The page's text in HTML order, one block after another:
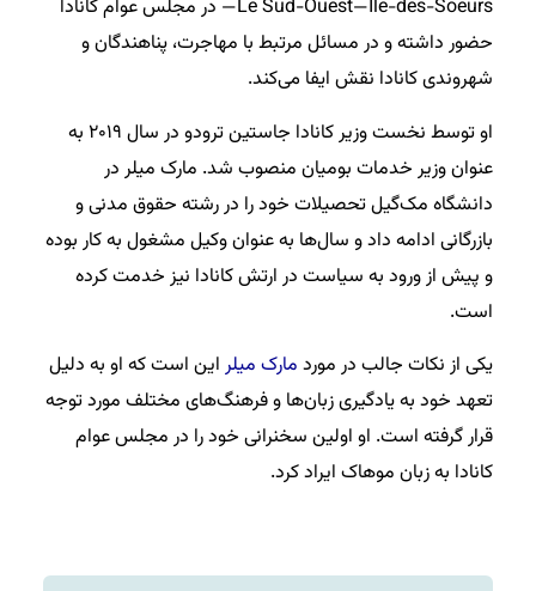
—Le Sud-Ouest—Île-des-Soeurs در مجلس عوام کانادا
حضور داشته و در مسائل مرتبط با مهاجرت، پناهندگان و
شهروندی کانادا نقش ایفا می‌کند.
او توسط نخست وزیر کانادا جاستین ترودو در سال ۲۰۱۹ به
عنوان وزیر خدمات بومیان منصوب شد. مارک میلر در
دانشگاه مک‌گیل تحصیلات خود را در رشته حقوق مدنی و
بازرگانی ادامه داد و سال‌ها به عنوان وکیل مشغول به کار بوده
و پیش از ورود به سیاست در ارتش کانادا نیز خدمت کرده
است.
یکی از نکات جالب در مورد مارک میلر این است که او به دلیل
تعهد خود به یادگیری زبان‌ها و فرهنگ‌های مختلف مورد توجه
قرار گرفته است. او اولین سخنرانی خود را در مجلس عوام
کانادا به زبان موهاک ایراد کرد.